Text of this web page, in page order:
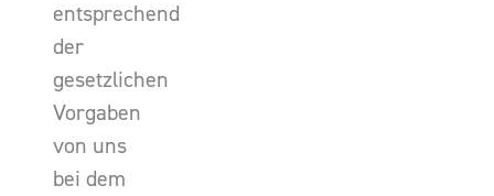
entsprechend
der
gesetzlichen
Vorgaben
von uns
bei dem